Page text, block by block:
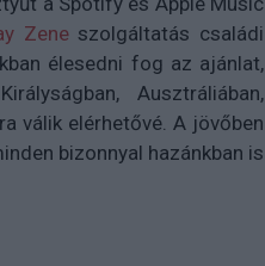
Zeneszolgáltatás családi
élesedni fog az ajánlat,
Ausztráliában,
válik elérhetővé. A jövőben
bizonnyal hazánkban is